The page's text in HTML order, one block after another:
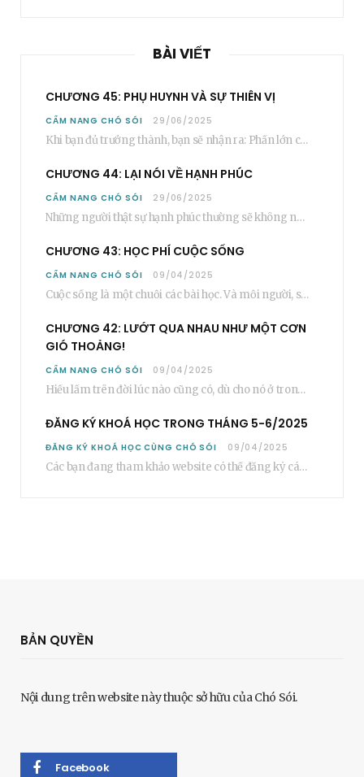
BÀI VIẾT
CHƯƠNG 45: PHỤ HUYNH VÀ SỰ THIÊN VỊ
CẨM NANG CHÓ SÓI 29/06/2025
Khi bạn đủ trưởng thành, bạn sẽ nhận ra: Phần lớn các bậc phụ huynh…
CHƯƠNG 44: LẠI NÓI VỀ HẠNH PHÚC
CẨM NANG CHÓ SÓI 29/06/2025
Những người thật sự hạnh phúc thường sẽ không nói cụ thể rằng bạn “phải”…
CHƯƠNG 43: HỌC PHÍ CUỘC SỐNG
CẨM NANG CHÓ SÓI 09/04/2025
Cuộc sống là một chuỗi các bài học. Và mỗi người, sẽ phải học rất…
CHƯƠNG 42: LƯỚT QUA NHAU NHƯ MỘT CƠN
GIÓ THOẢNG!
CẨM NANG CHÓ SÓI 09/04/2025
Hiểu lầm trên đời lúc nào cũng có, dù cho nó ở trong một mối…
ĐĂNG KÝ KHOÁ HỌC TRONG THÁNG 5-6/2025
ĐĂNG KÝ KHOÁ HỌC CÙNG CHÓ SÓI 09/04/2025
Các bạn đang tham khảo website có thể đăng ký các khoá học cơ bản…
BẢN QUYỀN
Nội dung trên website này thuộc sở hữu của Chó Sói.
Facebook